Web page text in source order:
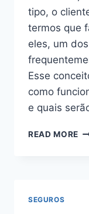
tipo, o
termos que
eles, um
Esse
como
e quais
READ MORE O
SEGUROS